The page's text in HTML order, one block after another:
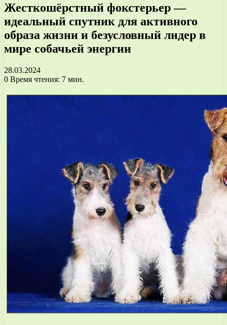
Жесткошёрстный фокстерьер —
идеальный спутник для активного
образа жизни и безусловный лидер в
мире собачьей энергии
28.03.2024
0 Время чтения: 7 мин.